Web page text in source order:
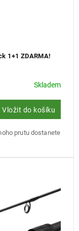
1+1 ZDARMA!
Skladem
Vložit do košíku
prutu dostanete